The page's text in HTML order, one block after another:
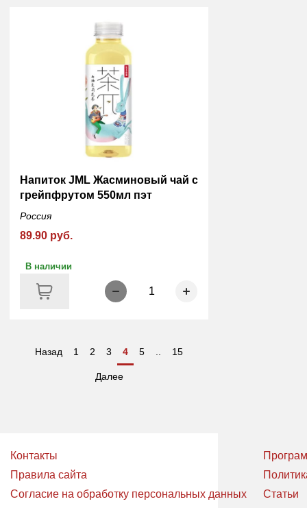
Напиток JML Жасминовый чай с
грейпфрутом 550мл пэт
Россия
89.90 руб.
В наличии
1
Назад 1 2 3 4 5 15
Далее
Контакты
Правила сайта
Согласие на обработку персональных данных
Статьи